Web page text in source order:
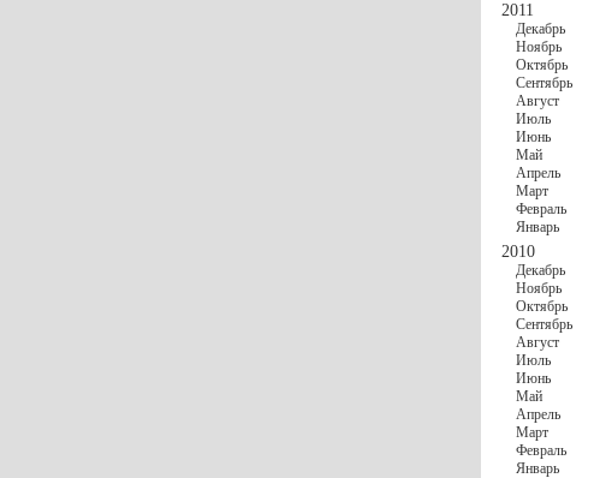
2011
Декабрь
Ноябрь
Октябрь
Сентябрь
Август
Июль
Июнь
Май
Апрель
Март
Февраль
Январь
2010
Декабрь
Ноябрь
Октябрь
Сентябрь
Август
Июль
Июнь
Май
Апрель
Март
Февраль
Январь